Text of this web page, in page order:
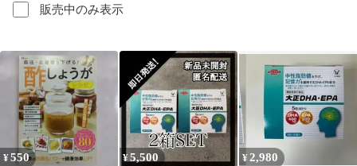
販売中のみ表示
¥550 ¥5,500 ¥2,980